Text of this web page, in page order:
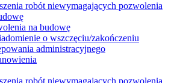
robót niewymagających pozwolenia
na budowę
o wszczęciu/zakończeniu
administracyjnego